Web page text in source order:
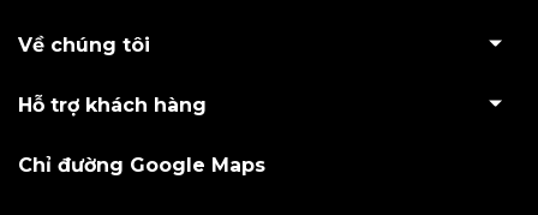
Về chúng tôi
Hỗ trợ khách hàng
Chỉ đường Google Maps